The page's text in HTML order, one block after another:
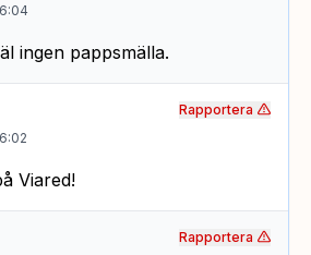
ingen pappsmälla.
Viared!
Rapportera
Rapportera